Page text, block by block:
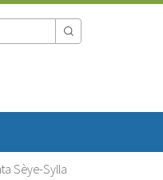
Sèye-Sylla